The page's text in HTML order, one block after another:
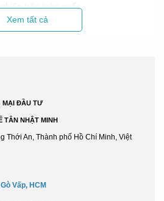
trên toàn quốc.
thuộc vào chất liệu (pha lê, kim
tận xưởng cạnh tranh hàng đầu:
3D logo Pickleball
Xem tất cả
MẠI ĐẦU TƯ
TÂN NHẬT MINH
Thới An, Thành phố Hồ Chí Minh, Việt
Vấp, HCM